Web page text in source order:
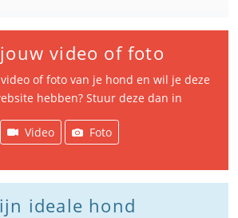
video of foto
of foto van je hond en wil je deze
hebben? Stuur deze dan in
Video Foto
ideale hond